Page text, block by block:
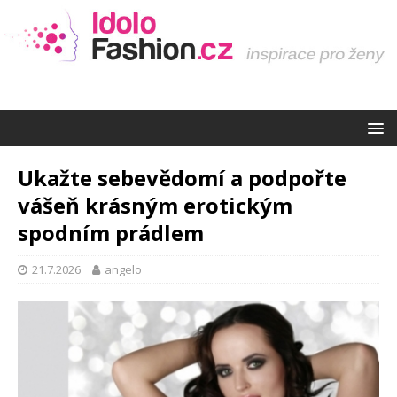
Ukažte sebevědomí a podpořte
vášeň krásným erotickým
spodním prádlem
21.7.2026 angelo